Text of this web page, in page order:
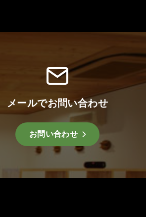
メールでお問い合わせ
お問い合わせ